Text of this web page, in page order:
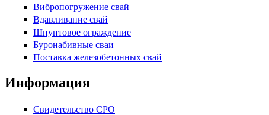
Вибропогружение свай
Вдавливание свай
Шпунтовое ограждение
Буронабивные сваи
Поставка железобетонных свай
Информация
Свидетельство СРО